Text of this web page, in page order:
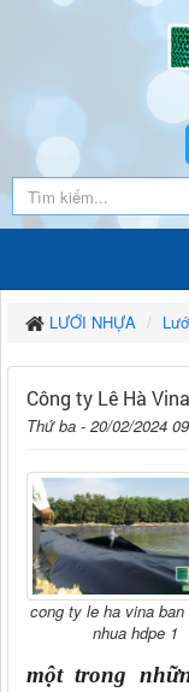
LƯỚI NHỰA
Công ty Lê Hà
Thứ ba - 20/02/2024
cong ty le ha vina ban
nhua hdpe 1
một trong